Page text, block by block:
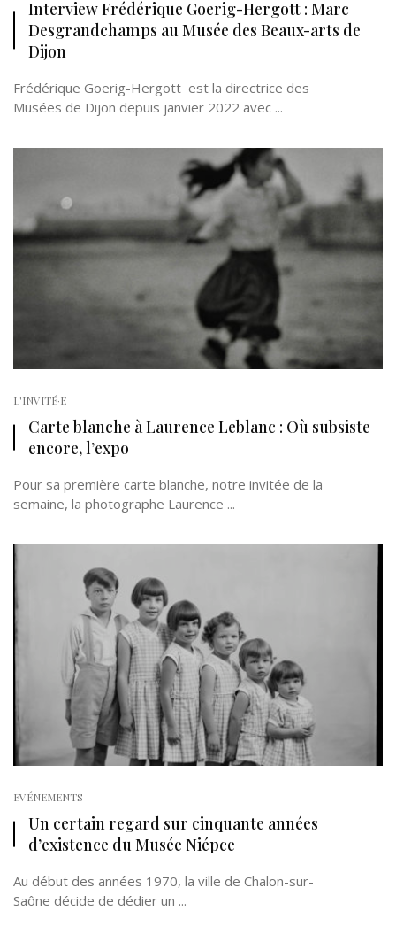
Interview Frédérique Goerig-Hergott : Marc
Desgrandchamps au Musée des Beaux-arts de
Dijon
Frédérique Goerig-Hergott est la directrice des
Musées de Dijon depuis janvier 2022 avec ...
L'INVITÉ·E
Carte blanche à Laurence Leblanc : Où subsiste
encore, l’expo
Pour sa première carte blanche, notre invitée de la
semaine, la photographe Laurence ...
EVÉNEMENTS
Un certain regard sur cinquante années
d’existence du Musée Niépce
Au début des années 1970, la ville de Chalon-sur-
Saône décide de dédier un ...